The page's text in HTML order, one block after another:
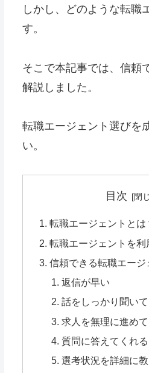
しかし、どのような転職
す。
そこで本記事では、信頼
解説しました。
転職エージェント選びを
い。
目次
転職エージェントとは
転職エージェントを利
信頼できる転職エー
返信が早い
話をしっかり聞い
求人を無理に進め
質問に答えてくれる
選考状況を詳細に